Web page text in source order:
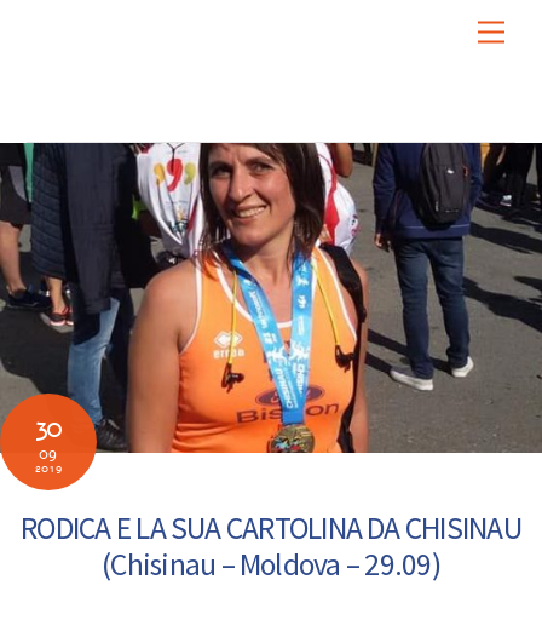
30
09
2019
RODICA E LA SUA CARTOLINA DA CHISINAU
(Chisinau – Moldova – 29.09)